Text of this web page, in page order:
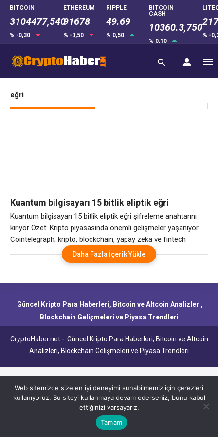
BITCOIN
3104477,540
% -0,30
ETHEREUM
91678
% -0,50
RIPPLE
49.69
% 0,50
BITCOIN
CASH
10360.3,750
% 0,10
% -
eğri
Kuantum bilgisayarı 15 bitlik eliptik eğri
şifreleme anahtarını kırıyor
Kuantum bilgisayarı 15 bitlik eliptik eğri şifreleme anahtarını
kırıyor Özet: Kripto piyasasında önemli gelişmeler yaşanıyor.
Cointelegraph; kripto, blockchain, yapay zeka ve fintech
endüstrilerinde bağımsız, yüksek kaliteli gazetecilik sağlamaya
kararlıdır. Tüm haberler, incelemeler ve analizler tam
Standartlarımız ve süreçlerimiz hakkında daha fazla ayrıntı için
Daha Fazla İçerik Yükle
Güncel Kripto Para Haberleri, Bitcoin ve Altcoin Analizleri,
Blockchain Gelişmeleri ve Piyasa Trendleri
CryptoHaber.net - Güncel Kripto Para Haberleri, Bitcoin ve Altcoin
Analizleri, Blockchain Gelişmeleri ve Piyasa Trendleri
Web sitemizde size en iyi deneyimi sunabilmemiz için çerezleri
kullanıyoruz. Bu siteyi kullanmaya devam ederseniz, bunu kabul
ettiğinizi varsayarız.
Tamam